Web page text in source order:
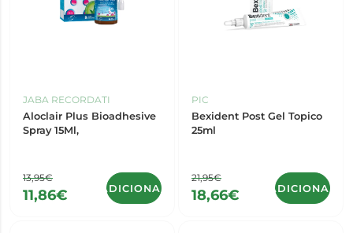
JABA RECORDATI
Aloclair Plus Bioadhesive
Spray 15Ml,
13,95€
11,86€ ADICIONAR
PIC
Bexident Post Gel Topico
25ml
21,95€
18,66€ ADICIONAR